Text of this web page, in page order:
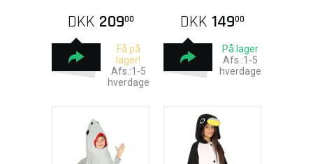
DKK 20900
Få på
lager!
Afs.:1-5
hverdage
DKK 14900
På lager
Afs.:1-5
hverdage